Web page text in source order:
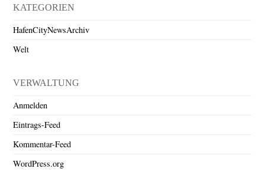
KATEGORIEN
HafenCityNewsArchiv
Welt
VERWALTUNG
Anmelden
Eintrags-Feed
Kommentar-Feed
WordPress.org